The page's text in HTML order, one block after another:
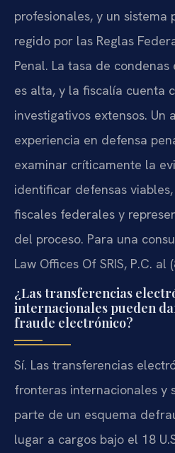
profesionales, y un sistema
regido por las Reglas
Penal. La tasa de
es alta, y la fiscalía cuenta
investigativos extensos. Un
experiencia en defensa
examinar críticamente la
identificar defensas
fiscales federales y
del proceso. Para una
Law Offices Of SRIS, P.C. al
¿Las transferencias
internacionales pueden
fraude electrónico?
Sí. Las transferencias
fronteras internacionales y
parte de un esquema
lugar a cargos bajo el 18